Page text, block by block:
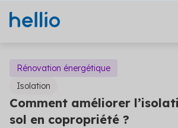
Nos solutions
Rénovation énergétique
Comment améliorer
sol en copropriété ?
Isolation